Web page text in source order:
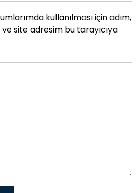
kullanılması için adım,
site adresim bu tarayıcıya